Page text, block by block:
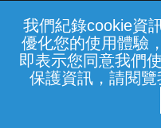
我們紀錄cookie資
優化您的使用體驗
即表示您同意我們
保護資訊，請閱覽
常見問題 線上客服
中華電信股份
(統一編號